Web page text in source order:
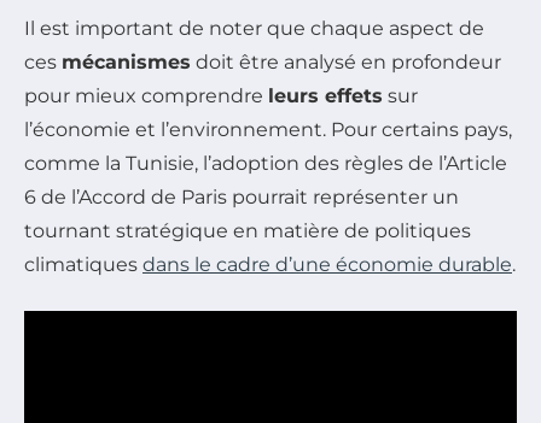
Il est important de noter que chaque aspect de
ces mécanismes doit être analysé en profondeur
pour mieux comprendre leurs effets sur
l’économie et l’environnement. Pour certains pays,
comme la Tunisie, l’adoption des règles de l’Article
6 de l’Accord de Paris pourrait représenter un
tournant stratégique en matière de politiques
climatiques dans le cadre d’une économie durable.